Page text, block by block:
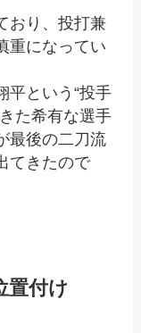
おり、投打兼
重になってい
平という“投手
た希有な選手
最後の二刀流
てきたので
置付け